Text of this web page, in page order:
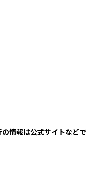
情報は公式サイトなどで